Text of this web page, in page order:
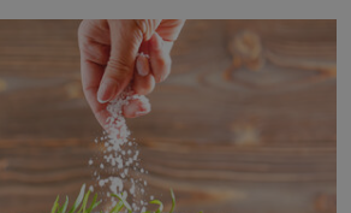
FEST 2026. Některé návraty
Místa, která si člověk pamatuje z
už dávno